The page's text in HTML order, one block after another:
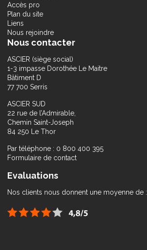
Accès pro
Plan du site
Liens
Nous rejoindre
Nous contacter
ASCIER (siège social)
1-3 impasse Dorothée Le Maitre
Bâtiment D
77 700 Serris
ASCIER SUD
22 rue de l’Admirable,
Chemin Saint-Joseph
84 250 Le Thor
Par téléphone : 0 800 400 395
Formulaire de contact
Evaluations
Nos clients nous donnent une moyenne de :